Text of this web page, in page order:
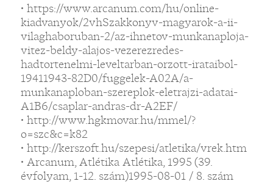
• https://www.arcanum.com/hu/online-
kiadvanyok/2vhSzakkonyv-magyarok-a-ii-
vilaghaboruban-2/az-ihnetov-munkanaploja-
vitez-beldy-alajos-vezerezredes-
hadtortenelmi-leveltarban-orzott-irataibol-
19411943-82D0/fuggelek-A02A/a-
munkanaploban-szereplok-eletrajzi-adatai-
A1B6/csaplar-andras-dr-A2EF/
• http://www.hgkmovar.hu/mmel/?
o=szc&c=k82
• http://kerszoft.hu/szepesi/atletika/vrek.htm
• Arcanum, Atlétika Atlétika, 1995 (39.
évfolyam, 1-12. szám)1995-08-01 / 8. szám